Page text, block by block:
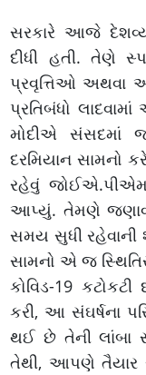
સરકારે આજે
દીધી હતી. તેણે
પ્રવૃત્તિઓ અથવા
પ્રતિબંધો
મોદીએ સંસદમાં
દરમિયાન સામનો
રહેવું જોઈએ.પીએમ
આપ્યું. તેમણે
સમય સુધી રહેવાની
સામનો એ જ
કોવિડ-19
કરી, આ સંઘર્ષના
થઈ છે તેની લાંબા
તેથી, આપણે